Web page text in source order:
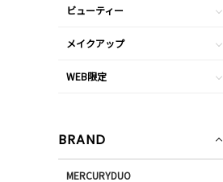
ビューティー
メイクアップ
WEB限定
BRAND
MERCURYDUO